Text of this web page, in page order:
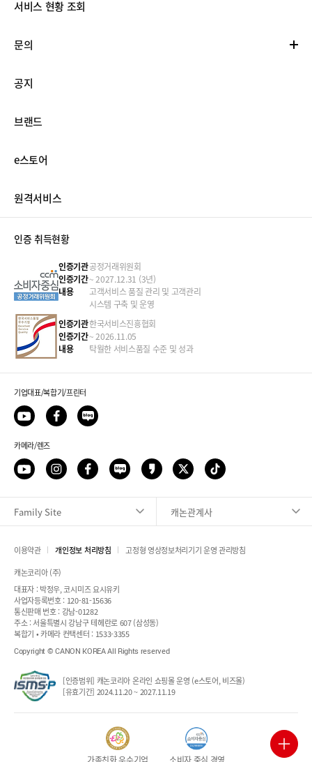
컨택센터 안내
서비스 현황 조회
문의
공지
브랜드
e스토어
원격서비스
인증 취득현황
인증기관공정거래위원회
인증기간~ 2027.12.31 (3년)
내용
고객서비스 품질 관리 및 고객관리
시스템 구축 및 운영
인증기관한국서비스진흥협회
인증기간~ 2026.11.05
내용
탁월한 서비스품질 수준 및 성과
기업대표/복합기/프린터
카메라/렌즈
Family Site 캐논관계사
이용약관 개인정보 처리방침
고정형 영상정보처리기기 운영 관리방침
캐논코리아 (주)
대표자 : 박정우, 코시미즈 요시유키
사업자등록번호 : 120-81-15636
통신판매 번호 : 강남-01282
주소 : 서울특별시 강남구 테헤란로 607 (삼성동)
복합기 • 카메라 컨택센터 : 1533-3355
Copyright © CANON KOREA All Rights reserved
[인증범위] 캐논코리아 온라인 쇼핑몰 운영 (e스토어, 비즈몰)
[유효기간] 2024.11.20 ~ 2027.11.19